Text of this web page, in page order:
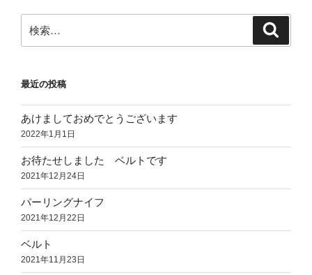
索:
最近の投稿
あけましておめでとうございます
2022年1月1日
お待たせしました ベルトです
2021年12月24日
パーリングナイフ
2021年12月22日
ベルト
2021年11月23日